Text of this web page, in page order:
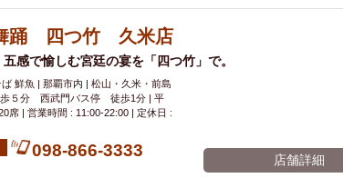
デン チーズ 天ぷら
イン 立ち飲み 5000円以上コース
割烹 女性専用トイレあり
炭火焼 ペイディ（給料日）
動物カフェ＆バー
ジンギスカン
イタリアン
古島駅周辺
踊 四つ竹 久米店
感で愉しむ宮廷の宴を「四つ竹」で。
鮮魚 | 那覇市内 | 松山・久米・前島
歩５分 西武門バス停 徒歩1分 | 平
席 | 営業時間 : 11:00-22:00 | 定休日 :
098-866-3333 店舗詳細